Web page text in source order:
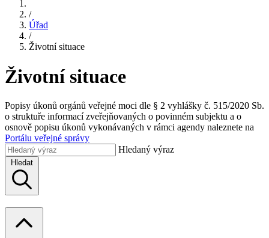
/
Úřad
/
Životní situace
Životní situace
Popisy úkonů orgánů veřejné moci dle § 2 vyhlášky č. 515/2020 Sb.
o struktuře informací zveřejňovaných o povinném subjektu a o
osnově popisu úkonů vykonávaných v rámci agendy naleznete na
Portálu veřejné správy
Hledaný výraz
Hledat